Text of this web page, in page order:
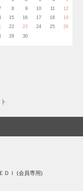
8 9 10 11
12
15 16 17 18
19
22 23 24 25
26
29 30
ＤＩ (会員専用)